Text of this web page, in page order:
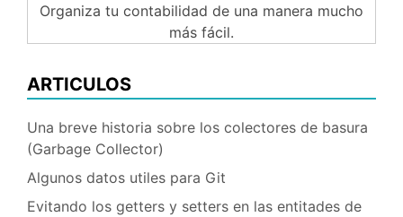
Organiza tu contabilidad de una manera mucho
más fácil.
ARTICULOS
Una breve historia sobre los colectores de basura
(Garbage Collector)
Algunos datos utiles para Git
Evitando los getters y setters en las entitades de